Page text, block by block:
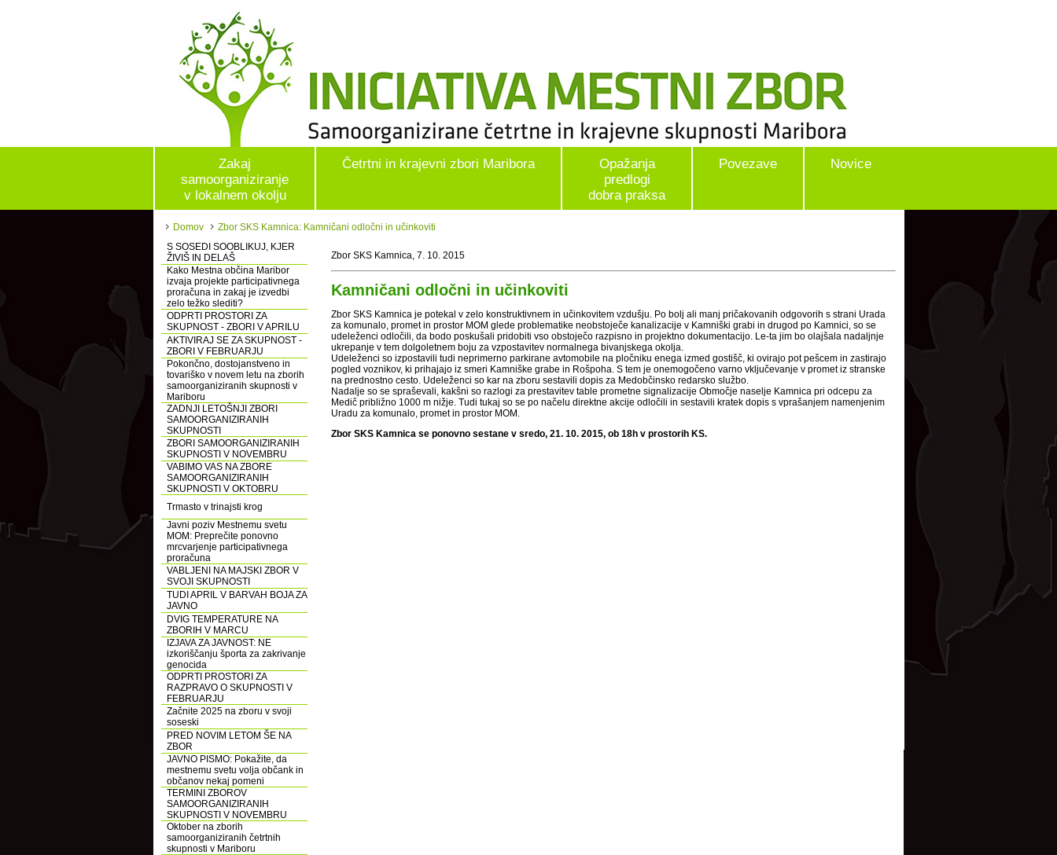
Zakaj
samoorganiziranje
v lokalnem okolju
Četrtni in krajevni zbori Maribora
Opažanja
predlogi
dobra praksa
Povezave Novice
Domov
Zbor SKS Kamnica: Kamničani odločni in učinkoviti
S SOSEDI SOOBLIKUJ, KJER
ŽIVIŠ IN DELAŠ
Kako Mestna občina Maribor
izvaja projekte participativnega
proračuna in zakaj je izvedbi
zelo težko slediti?
ODPRTI PROSTORI ZA
SKUPNOST - ZBORI V APRILU
AKTIVIRAJ SE ZA SKUPNOST -
ZBORI V FEBRUARJU
Pokončno, dostojanstveno in
tovariško v novem letu na zborih
samoorganiziranih skupnosti v
Mariboru
ZADNJI LETOŠNJI ZBORI
SAMOORGANIZIRANIH
SKUPNOSTI
ZBORI SAMOORGANIZIRANIH
SKUPNOSTI V NOVEMBRU
VABIMO VAS NA ZBORE
SAMOORGANIZIRANIH
SKUPNOSTI V OKTOBRU
Trmasto v trinajsti krog
Javni poziv Mestnemu svetu
MOM: Preprečite ponovno
mrcvarjenje participativnega
proračuna
VABLJENI NA MAJSKI ZBOR V
SVOJI SKUPNOSTI
TUDI APRIL V BARVAH BOJA ZA
JAVNO
DVIG TEMPERATURE NA
ZBORIH V MARCU
IZJAVA ZA JAVNOST: NE
izkoriščanju športa za zakrivanje
genocida
ODPRTI PROSTORI ZA
RAZPRAVO O SKUPNOSTI V
FEBRUARJU
Začnite 2025 na zboru v svoji
soseski
PRED NOVIM LETOM ŠE NA
ZBOR
JAVNO PISMO: Pokažite, da
mestnemu svetu volja občank in
občanov nekaj pomeni
TERMINI ZBOROV
SAMOORGANIZIRANIH
SKUPNOSTI V NOVEMBRU
Oktober na zborih
samoorganiziranih četrtnih
skupnosti v Mariboru
Zbor SKS Kamnica, 7. 10. 2015
Kamničani odločni in učinkoviti
Zbor SKS Kamnica je potekal v zelo konstruktivnem in učinkovitem vzdušju. Po bolj ali manj pričakovanih odgovorih s strani Urada
za komunalo, promet in prostor MOM glede problematike neobstoječe kanalizacije v Kamniški grabi in drugod po Kamnici, so se
udeleženci odločili, da bodo poskušali pridobiti vso obstoječo razpisno in projektno dokumentacijo. Le-ta jim bo olajšala nadaljnje
ukrepanje v tem dolgoletnem boju za vzpostavitev normalnega bivanjskega okolja.
Udeleženci so izpostavili tudi neprimerno parkirane avtomobile na pločniku enega izmed gostišč, ki ovirajo pot pešcem in zastirajo
pogled voznikov, ki prihajajo iz smeri Kamniške grabe in Rošpoha. S tem je onemogočeno varno vključevanje v promet iz stranske
na prednostno cesto. Udeleženci so kar na zboru sestavili dopis za Medobčinsko redarsko službo.
Nadalje so se spraševali, kakšni so razlogi za prestavitev table prometne signalizacije Območje naselje Kamnica pri odcepu za
Medič približno 1000 m nižje. Tudi tukaj so se po načelu direktne akcije odločili in sestavili kratek dopis s vprašanjem namenjenim
Uradu za komunalo, promet in prostor MOM.
Zbor SKS Kamnica se ponovno sestane v sredo, 21. 10. 2015, ob 18h v prostorih KS.